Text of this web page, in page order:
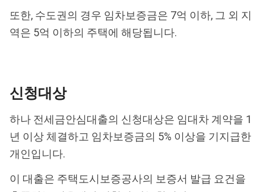
또한, 수도권의 경우 임차보증금은 7억 이하, 그 외 지
역은 5억 이하의 주택에 해당됩니다.
신청대상
하나 전세금안심대출의 신청대상은 임대차 계약을 1
년 이상 체결하고 임차보증금의 5% 이상을 기지급한
개인입니다.
이 대출은 주택도시보증공사의 보증서 발급 요건을